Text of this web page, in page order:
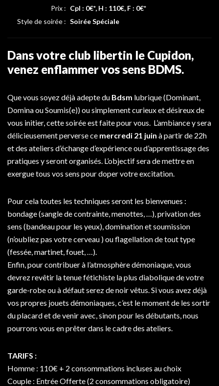
Prix : Cpl : 0€*, H : 110€, F : 0€*
Style de soirée : Soirée Spéciale
Dans votre club libertin le Cupidon,
venez enflammer vos sens BDMS.
Que vous soyez déjà adepte du Bdsm lubrique (Dominant,
Domina ou Soumis(e)) ou simplement curieux et désireux de
vous initier, cette soirée est faite pour vous. L’ambiance y sera
délicieusement perverse ce mercredi 21 juin à partir de 22h
et des ateliers d’échange d’expérience ou d’apprentissage des
pratiques y seront organisés. L’objectif sera de mettre en
exergue tous vos sens pour doper votre excitation.
Pour cela toutes les techniques seront les bienvenues :
bondage (sangle de contrainte, menottes, …), privation des
sens (bandeau pour les yeux), domination et soumission
(n’oubliez pas votre cerveau ) ou flagellation de tout type
(fessée, martinet, fouet, …).
Enfin, pour contribuer à l’atmosphère démoniaque, vous
devrez revêtir la tenue fétichiste la plus diabolique de votre
garde-robe ou à défaut serez de noir vêtus. Si vous avez déjà
vos propres jouets démoniaques, c’est le moment de les sortir
du placard et de venir avec, sinon pour les débutants, nous
pourrons vous en prêter dans le cadre des ateliers.
TARIFS :
Homme : 110€ + 2 consommations incluses au choix
Couple : Entrée Offerte (2 consommations obligatoire)